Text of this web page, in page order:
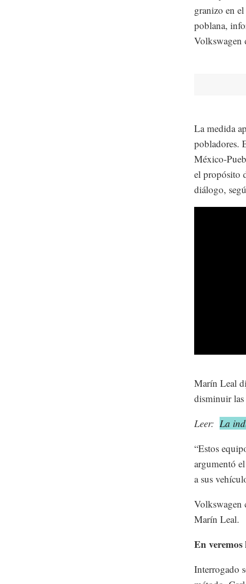
granizo en
poblana,
Volkswagen
La medida
pobladores.
México-
el propósito
diálogo,
Marín Leal
disminuir las
Leer: La
“Estos
argumentó
a sus
Volkswagen
Marín Leal.
En
Interrogado